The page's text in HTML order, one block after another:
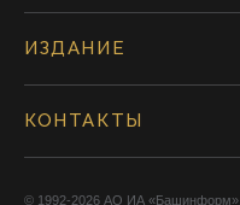
ИЗДАНИЕ
КОНТАКТЫ
© 1992-2026 АО ИА «Башинформ».